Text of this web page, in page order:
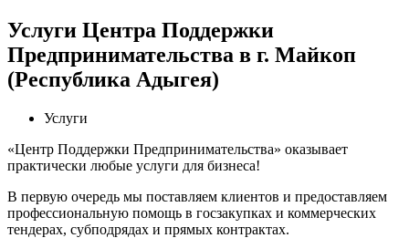
Услуги Центра Поддержки
Предпринимательства в г. Майкоп
(Республика Адыгея)
Услуги
«Центр Поддержки Предпринимательства» оказывает
практически любые услуги для бизнеса!
В первую очередь мы поставляем клиентов и предоставляем
профессиональную помощь в госзакупках и коммерческих
тендерах, субподрядах и прямых контрактах.